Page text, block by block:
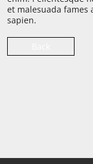
et malesuada fames
sapien.